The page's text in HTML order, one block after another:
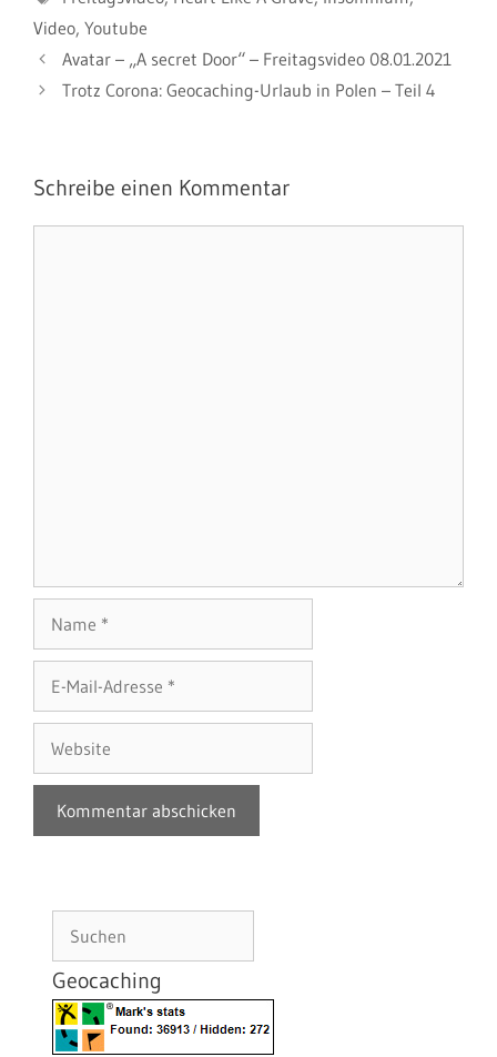
Video, Youtube
Avatar – „A secret Door“ – Freitagsvideo 08.01.2021
Trotz Corona: Geocaching-Urlaub in Polen – Teil 4
Schreibe einen Kommentar
Mail-
Adresse
Suchen
Geocaching